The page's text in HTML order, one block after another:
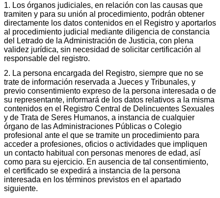
1. Los órganos judiciales, en relación con las causas que
tramiten y para su unión al procedimiento, podrán obtener
directamente los datos contenidos en el Registro y aportarlos
al procedimiento judicial mediante diligencia de constancia
del Letrado de la Administración de Justicia, con plena
validez jurídica, sin necesidad de solicitar certificación al
responsable del registro.
2. La persona encargada del Registro, siempre que no se
trate de información reservada a Jueces y Tribunales, y
previo consentimiento expreso de la persona interesada o de
su representante, informará de los datos relativos a la misma
contenidos en el Registro Central de Delincuentes Sexuales
y de Trata de Seres Humanos, a instancia de cualquier
órgano de las Administraciones Públicas o Colegio
profesional ante el que se tramite un procedimiento para
acceder a profesiones, oficios o actividades que impliquen
un contacto habitual con personas menores de edad, así
como para su ejercicio. En ausencia de tal consentimiento,
el certificado se expedirá a instancia de la persona
interesada en los términos previstos en el apartado
siguiente.